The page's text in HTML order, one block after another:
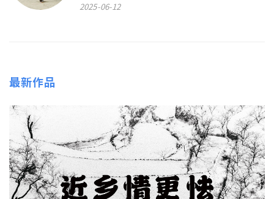
2025-06-12
最新作品